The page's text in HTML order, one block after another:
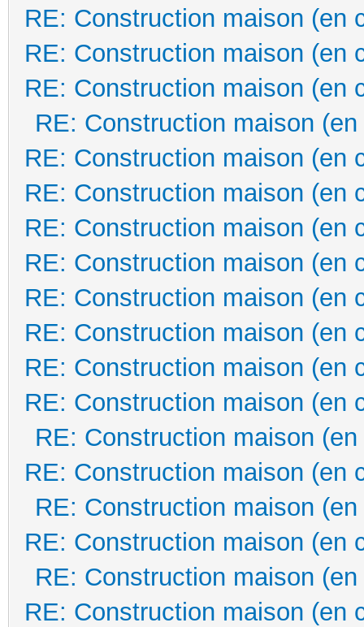
RE: Construction maison (en
RE: Construction maison (en
RE: Construction maison (en
RE: Construction maison
RE: Construction maison (en
RE: Construction maison (en
RE: Construction maison (en
RE: Construction maison (en
RE: Construction maison (en
RE: Construction maison (en
RE: Construction maison (en
RE: Construction maison (en
RE: Construction maison
RE: Construction maison (en
RE: Construction maison
RE: Construction maison (en
RE: Construction maison
RE: Construction maison (en